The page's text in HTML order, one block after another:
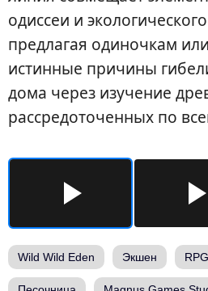
одиссеи и
предлагая одиночкам
истинные причины
дома через изучение
рассредоточенных по
Wild Wild Eden Экшен RPG